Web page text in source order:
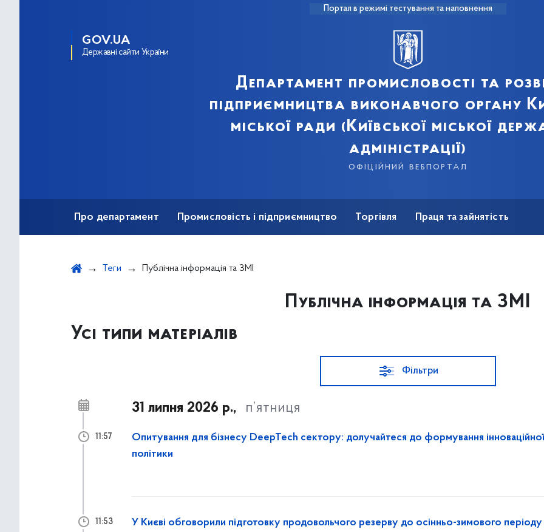
Портал в режимі тестування та наповнення
GOV.UA
Державні сайти України
Департамент промисловості та
підприємництва виконавчого органу
міської ради (Київської міської
адміністрації)
офіційний вебпортал
Про департамент Промисловість і підприємництво Торгівля Праця та зайнятість
Теги Публічна інформація та ЗМІ
Публічна інформація та ЗМІ
Усі типи матеріалів
Фільтри
31 липня 2026 р., п’ятниця
Опитування для бізнесу DeepTech сектору: долучайтеся до формування інноваційної
політики
11:57
У Києві обговорили підготовку продовольчого резерву до осінньо-зимового періоду
11:53